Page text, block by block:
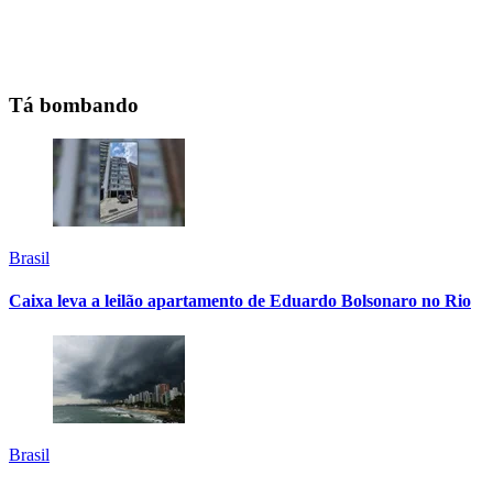
Tá bombando
Brasil
Caixa leva a leilão apartamento de Eduardo Bolsonaro no Rio
Brasil